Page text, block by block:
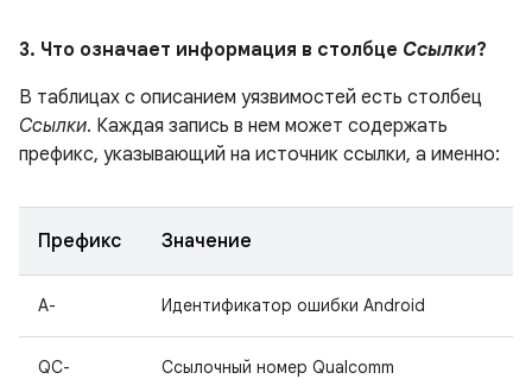
3. Что означает информация в столбце Ссылки?
В таблицах с описанием уязвимостей есть столбец
Ссылки. Каждая запись в нем может содержать
префикс, указывающий на источник ссылки, а именно:
Префикс Значение
A- Идентификатор ошибки Android
QC- Ссылочный номер Qualcomm